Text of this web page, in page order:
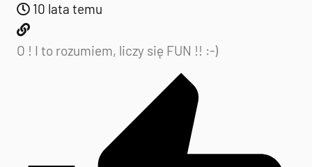
10 lata temu
O ! I to rozumiem, liczy się FUN !! :-)